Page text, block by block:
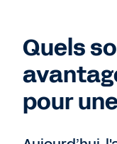
Quels
pour